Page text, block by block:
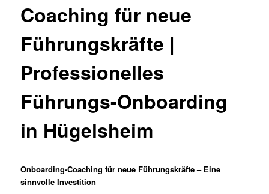
Coaching für neue
Führungskräfte |
Professionelles
Führungs-Onboarding
in Hügelsheim
Onboarding-Coaching für neue Führungskräfte – Eine
sinnvolle Investition